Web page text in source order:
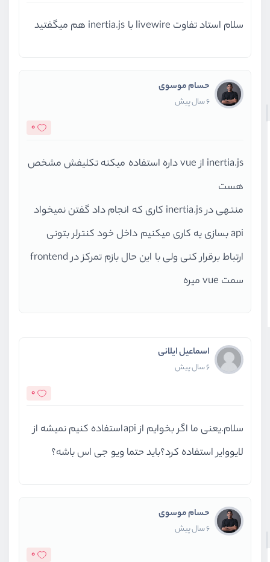
سلام استاد تفاوت livewire با inertia.js هم میگفتید
حسام موسوی
6 سال پیش
0
inertia.js از vue داره استفاده میکنه تکلیفش مشخص
هست
منتهی در inertia.js کاری که انجام داد گفتن نمیخواد
api بسازی یه کاری میکنیم داخل خود کنترلر بتونی
ارتباط برقرار کنی ولی با این حال بازم تمرکز در frontend
سمت vue میره
اسماعیل ایلانی
6 سال پیش
0
سلام.یعنی ما اگر بخوایم از apiاستفاده کنیم نمیشه از
لایووایر استفاده کرد؟باید حتما ویو جی اس باشه؟
حسام موسوی
6 سال پیش
0